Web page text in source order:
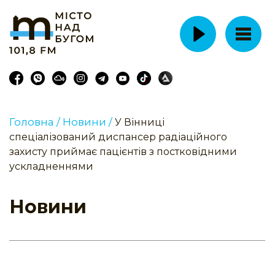
Головна / Новини / У Вінниці
спеціалізований диспансер радіаційного
захисту приймає пацієнтів з постковідними
ускладненнями
Новини